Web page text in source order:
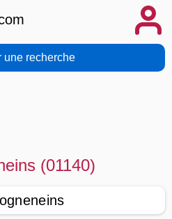
une recherche
(01140)